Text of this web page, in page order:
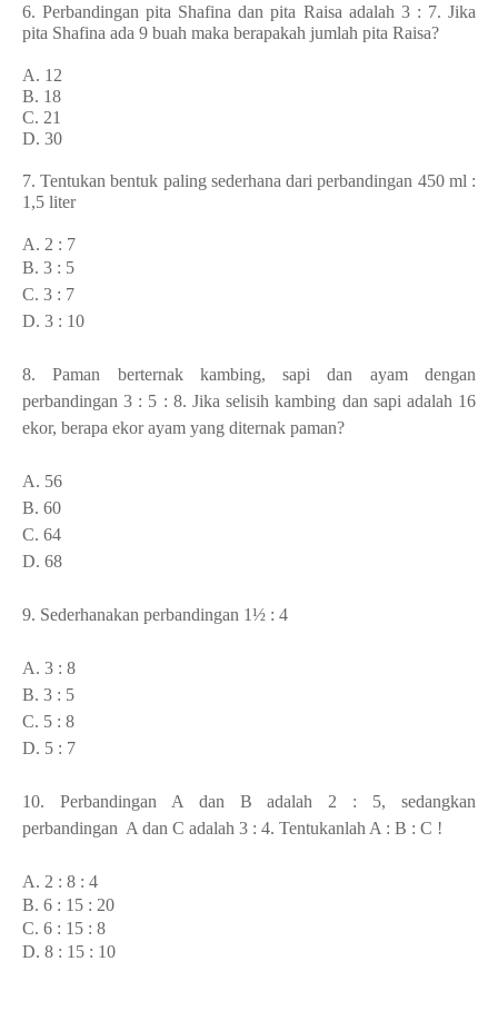
6. Perbandingan pita Shafina dan pita Raisa adalah 3 : 7. Jika
pita Shafina ada 9 buah maka berapakah jumlah pita Raisa?
A. 12
B. 18
C. 21
D. 30
7. Tentukan bentuk paling sederhana dari perbandingan 450 ml :
1,5 liter
A. 2 : 7
B. 3 : 5
C. 3 : 7
D. 3 : 10
8. Paman berternak kambing, sapi dan ayam dengan
perbandingan 3 : 5 : 8. Jika selisih kambing dan sapi adalah 16
ekor, berapa ekor ayam yang diternak paman?
A. 56
B. 60
C. 64
D. 68
9. Sederhanakan perbandingan 1½ : 4
A. 3 : 8
B. 3 : 5
C. 5 : 8
D. 5 : 7
10. Perbandingan A dan B adalah 2 : 5, sedangkan
perbandingan A dan C adalah 3 : 4. Tentukanlah A : B : C !
A. 2 : 8 : 4
B. 6 : 15 : 20
C. 6 : 15 : 8
D. 8 : 15 : 10